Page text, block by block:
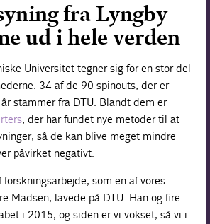
fra Lyngby
ud i hele verden
Universitet tegner sig for en stor del
34 af de 90 spinouts, der er
stammer fra DTU. Blandt dem er
, der har fundet nye metoder til at
så de kan blive meget mindre
påvirket negativt.
som en af vores
Madsen, lavede på DTU. Han og fire
i 2015, og siden er vi vokset, så vi i